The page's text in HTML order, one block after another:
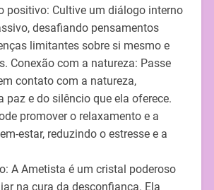
positivo: Cultive um diálogo interno
desafiando pensamentos
limitantes sobre si mesmo e
Conexão com a natureza: Passe
contato com a natureza,
paz e do silêncio que ela oferece.
promover o relaxamento e a
estar, reduzindo o estresse e a
A Ametista é um cristal poderoso
na cura da desconfiança. Ela